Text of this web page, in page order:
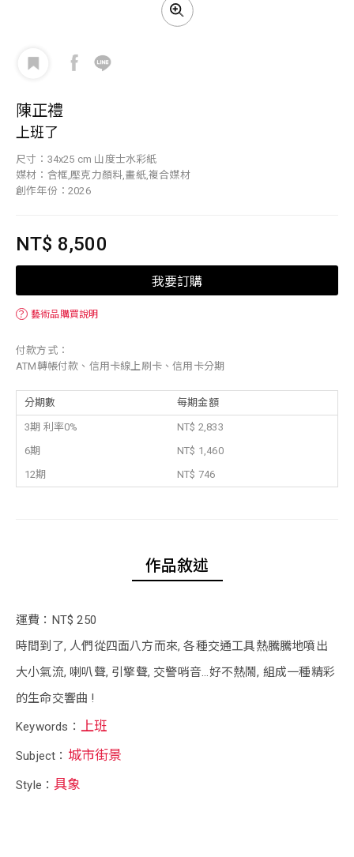
陳正禮
上班了
尺寸：34x25 cm 山度士水彩紙
媒材：含框,壓克力顏料,畫紙,複合媒材
創作年份：2026
NT$ 8,500
我要訂購
？ 藝術品購買說明
付款方式：
ATM轉帳付款、信用卡線上刷卡、信用卡分期
分期數 每期金額
3期 利率0%
NT$ 2,833
6期
NT$ 1,460
12期
NT$ 746
作品敘述
運費：NT$ 250
時間到了, 人們從四面八方而來, 各種交通工具熱騰騰地噴出
大小氣流, 喇叭聲, 引擎聲, 交警哨音...好不熱鬧, 組成一種精彩
的生命交響曲 !
Keywords： 上班
Subject： 城市街景
Style： 具象